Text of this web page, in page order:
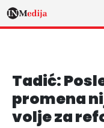
Tadić:
promena
volje za